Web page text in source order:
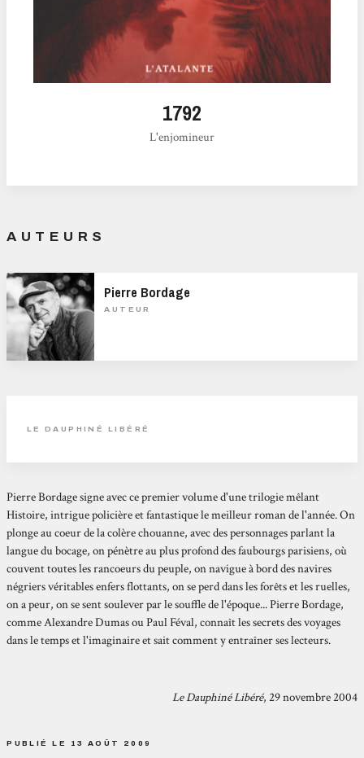
1792
L'enjomineur
AUTEURS
Pierre Bordage
AUTEUR
LE DAUPHINÉ LIBÉRÉ
Pierre Bordage signe avec ce premier volume d'une trilogie mêlant
Histoire, intrigue policière et fantastique le meilleur roman de l'année. On
plonge au coeur de la colère chouanne, avec des personnages parlant la
langue du bocage, on pénètre au plus profond des faubourgs parisiens, où
couvent toutes les rancoeurs du peuple, on navigue à bord des navires
négriers véritables enfers flottants, on se perd dans les forêts et les ruelles,
on a peur, on se sent soulever par le souffle de l'époque... Pierre Bordage,
comme Alexandre Dumas ou Paul Féval, connaît les secrets des voyages
dans le temps et l'imaginaire et sait comment y entraîner ses lecteurs.
Le Dauphiné Libéré, 29 novembre 2004
PUBLIÉ LE 13 AOÛT 2009